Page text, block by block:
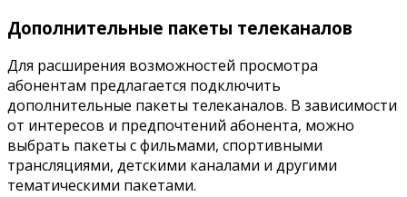
Дополнительные пакеты телеканалов
Для расширения возможностей просмотра
абонентам предлагается подключить
дополнительные пакеты телеканалов. В зависимости
от интересов и предпочтений абонента, можно
выбрать пакеты с фильмами, спортивными
трансляциями, детскими каналами и другими
тематическими пакетами.